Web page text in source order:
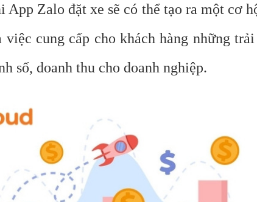
Zalo đặt xe sẽ có thể tạo ra một cơ
cung cấp cho khách hàng những
số, doanh thu cho doanh nghiệp.